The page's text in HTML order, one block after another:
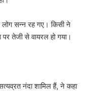
लोग सन्न रह गए। किसी ने
पर तेजी से वायरल हो गया।
नंदा शामिल हैं, ने कहा